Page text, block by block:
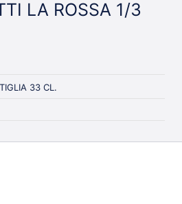
LA ROSSA 1/3
33 CL.